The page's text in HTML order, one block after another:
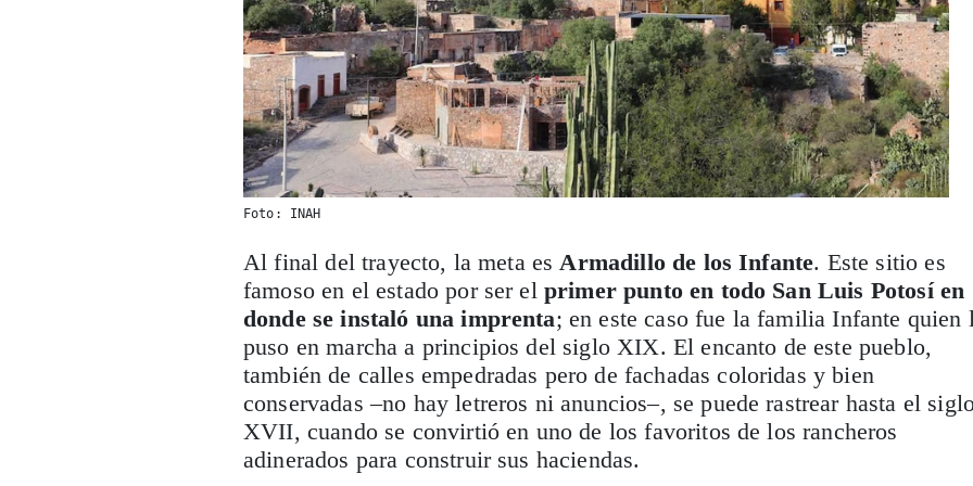
Foto: INAH
Al final del trayecto, la meta esArmadillo de los Infante. Este sitio es
famoso en el estado por ser el primer punto en todo San Luis Potosí en
donde se instaló una imprenta; en este caso fue la familia Infante quien
puso en marcha a principios del siglo XIX. El encanto de este pueblo,
también de calles empedradas pero de fachadas coloridas y bien
conservadas –no hay letreros ni anuncios–, se puede rastrear hasta el
XVII, cuando se convirtió en uno de los favoritos de los rancheros
adinerados para construir sus haciendas.